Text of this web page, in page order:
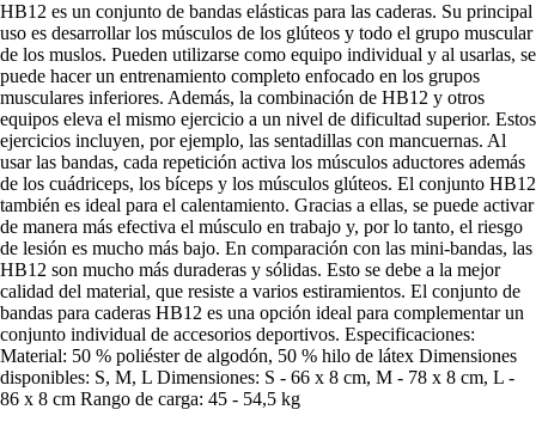
HB12 es un conjunto de bandas elásticas para las caderas. Su principal
uso es desarrollar los músculos de los glúteos y todo el grupo muscular
de los muslos. Pueden utilizarse como equipo individual y al usarlas, se
puede hacer un entrenamiento completo enfocado en los grupos
musculares inferiores. Además, la combinación de HB12 y otros
equipos eleva el mismo ejercicio a un nivel de dificultad superior. Estos
ejercicios incluyen, por ejemplo, las sentadillas con mancuernas. Al
usar las bandas, cada repetición activa los músculos aductores además
de los cuádriceps, los bíceps y los músculos glúteos. El conjunto HB12
también es ideal para el calentamiento. Gracias a ellas, se puede activar
de manera más efectiva el músculo en trabajo y, por lo tanto, el riesgo
de lesión es mucho más bajo. En comparación con las mini-bandas, las
HB12 son mucho más duraderas y sólidas. Esto se debe a la mejor
calidad del material, que resiste a varios estiramientos. El conjunto de
bandas para caderas HB12 es una opción ideal para complementar un
conjunto individual de accesorios deportivos. Especificaciones:
Material: 50 % poliéster de algodón, 50 % hilo de látex Dimensiones
disponibles: S, M, L Dimensiones: S - 66 x 8 cm, M - 78 x 8 cm, L -
86 x 8 cm Rango de carga: 45 - 54,5 kg